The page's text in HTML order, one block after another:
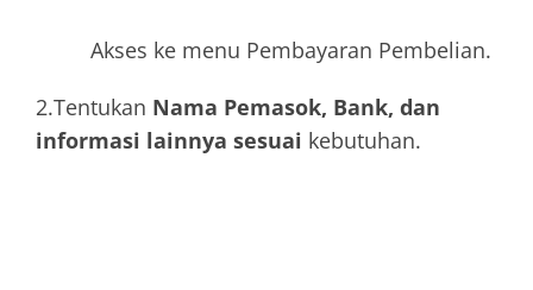
Akses ke menu Pembayaran Pembelian.
2.Tentukan Nama Pemasok, Bank, dan
informasi lainnya sesuai kebutuhan.